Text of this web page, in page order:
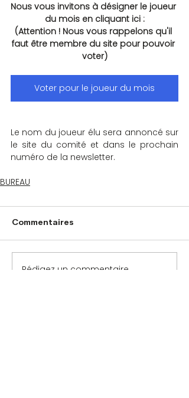
Nous vous invitons à désigner le joueur
du mois en cliquant ici :
(Attention ! Nous vous rappelons qu'il
faut être membre du site pour pouvoir
voter)
Voter pour le joueur du mois
Le nom du joueur élu sera annoncé sur
le site du comité et dans le prochain
numéro de la newsletter.
BUREAU
Commentaires
Rédigez un commentaire...